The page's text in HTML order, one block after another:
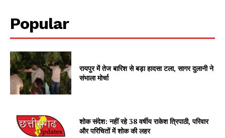
Popular
रायपुर में तेज बारिश से बड़ा हादसा टला, सागर दुलानी ने
संभाला मोर्चा
शोक संदेश: नहीं रहे 38 वर्षीय राकेश त्रिपाठी, परिवार
और परिचितों में शोक की लहर